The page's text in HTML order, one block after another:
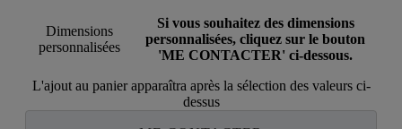
Dimensions
personnalisées
Si vous souhaitez des dimensions
personnalisées, cliquez sur le bouton
'ME CONTACTER' ci-dessous.
L'ajout au panier apparaîtra après la sélection des valeurs ci-
dessus